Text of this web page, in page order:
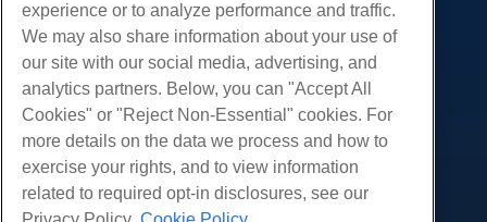
产品展示
虚拟主机
企业主机
转销商托管
白标经销商
管理Linux VPS
服务
社区
产品资料
公司
experience or to analyze performance and traffic.
We may also share information about your use of
our site with our social media, advertising, and
analytics partners. Below, you can "Accept All
Cookies" or "Reject Non-Essential" cookies. For
more details on the data we process and how to
exercise your rights, and to view information
related to required opt-in disclosures, see our